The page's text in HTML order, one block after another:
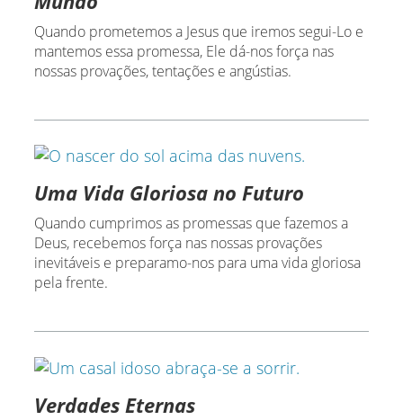
Quando prometemos a Jesus que iremos segui-Lo e
mantemos essa promessa, Ele dá-nos força nas
nossas provações, tentações e angústias.
Uma Vida Gloriosa no Futuro
Quando cumprimos as promessas que fazemos a
Deus, recebemos força nas nossas provações
inevitáveis e preparamo-nos para uma vida gloriosa
pela frente.
Verdades Eternas